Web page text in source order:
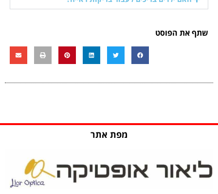
שתף את הפוסט
מפת אתר